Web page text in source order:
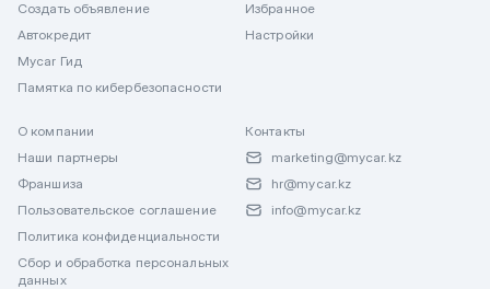
Создать объявление
Автокредит
Mycar Гид
Памятка по кибербезопасности
Избранное
Настройки
О компании
Наши партнеры
Франшиза
Пользовательское соглашение
Политика конфиденциальности
Сбор и обработка персональных
данных
Контакты
marketing@mycar.kz
hr@mycar.kz
info@mycar.kz